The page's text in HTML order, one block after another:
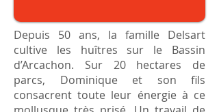
Depuis 50 ans, la famille Delsart
cultive les huîtres sur le Bassin
d’Arcachon. Sur 20 hectares de
parcs, Dominique et son fils
consacrent toute leur énergie à ce